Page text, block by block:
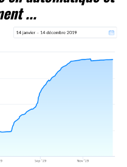
...